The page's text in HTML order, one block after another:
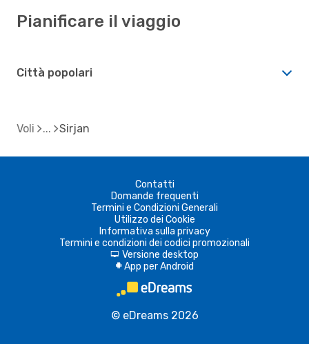
Pianificare il viaggio
Città popolari
Voli Sirjan
Contatti
Domande frequenti
Termini e Condizioni Generali
Utilizzo dei Cookie
Informativa sulla privacy
Termini e condizioni dei codici promozionali
d Versione desktop
A App per Android
© eDreams 2026